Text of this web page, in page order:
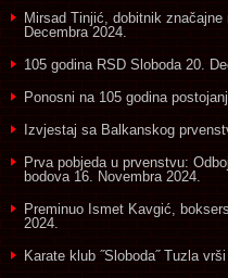
Mirsad Tinjić, dobitnik
Decembra 2024.
105 godina RSD Sloboda 20.
Ponosni na 105 godina
Izvjestaj sa Balkanskog
Prva pobjeda u prvenstvu:
bodova 16. Novembra 2024.
Preminuo Ismet Kavgić,
2024.
Karate klub ˝Sloboda˝ Tuzla